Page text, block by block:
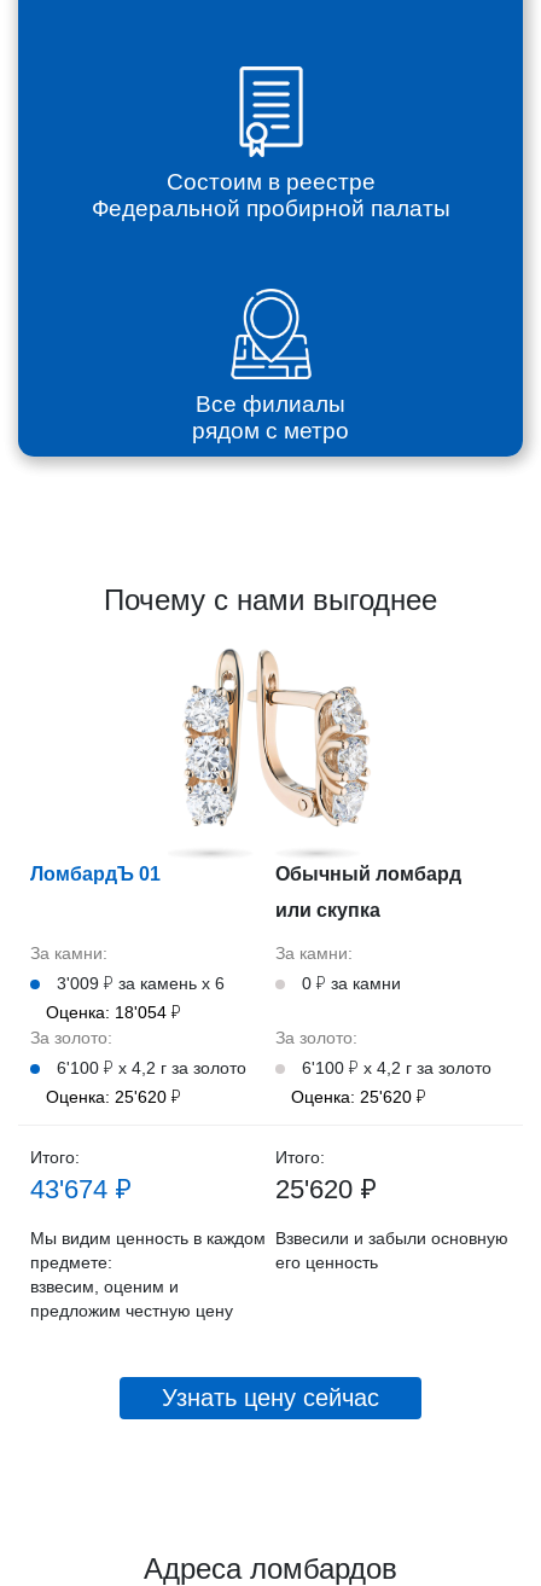
Состоим в реестре
Федеральной пробирной палаты
Все филиалы
рядом с метро
Почему с нами выгоднее
ЛомбардЪ 01
Обычный ломбард
или скупка
За камни:
3'009 ₽ за камень х 6
Оценка: 18'054 ₽
За золото:
6'100 ₽ х 4,2 г за золото
Оценка: 25'620 ₽
За камни:
0 ₽ за камни
За золото:
6'100 ₽ х 4,2 г за золото
Оценка: 25'620 ₽
Итого:
Мы видим ценность в каждом
предмете:
взвесим, оценим и
предложим честную цену
43'674 ₽
Итого:
Взвесили и забыли основную
его ценность
25'620 ₽
Узнать цену сейчас
Адреса ломбардов